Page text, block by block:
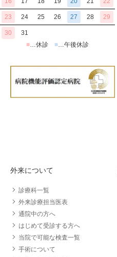
23 24 25 26 27 28 29
30
31
■…休診 ■…午後休診
外来について
診療科一覧
外来診療担当医表
通院中の方へ
はじめて受診する方へ
当院で可能な検査一覧
手術について